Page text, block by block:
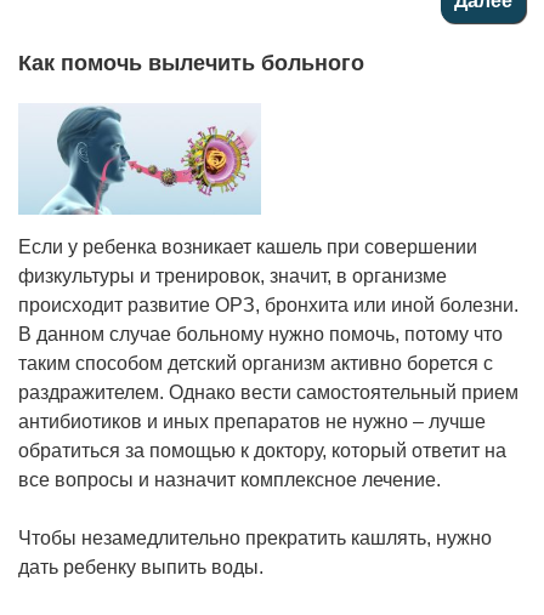
Как помочь вылечить больного
Если у ребенка возникает кашель при совершении
физкультуры и тренировок, значит, в организме
происходит развитие ОРЗ, бронхита или иной болезни.
В данном случае больному нужно помочь, потому что
таким способом детский организм активно борется с
раздражителем. Однако вести самостоятельный прием
антибиотиков и иных препаратов не нужно – лучше
обратиться за помощью к доктору, который ответит на
все вопросы и назначит комплексное лечение.
Чтобы незамедлительно прекратить кашлять, нужно
дать ребенку выпить воды.